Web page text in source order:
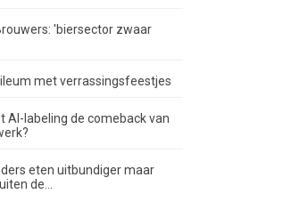
'biersector zwaar
met verrassingsfeestjes
AI-labeling de comeback van
eten uitbundiger maar
de...